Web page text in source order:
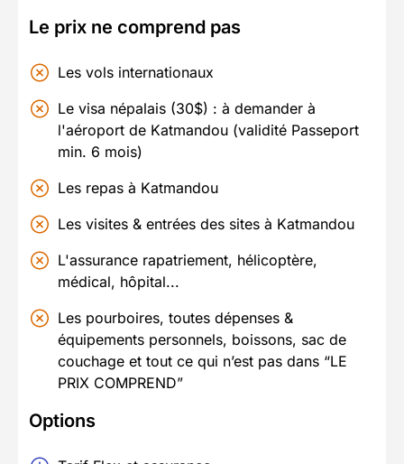
Le prix ne comprend pas
Les vols internationaux
Le visa népalais (30$) : à demander à
l'aéroport de Katmandou (validité Passeport
min. 6 mois)
Les repas à Katmandou
Les visites & entrées des sites à Katmandou
L'assurance rapatriement, hélicoptère,
médical, hôpital...
Les pourboires, toutes dépenses &
équipements personnels, boissons, sac de
couchage et tout ce qui n’est pas dans “LE
PRIX COMPREND”
Options